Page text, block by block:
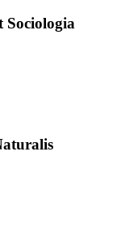
Sociologia